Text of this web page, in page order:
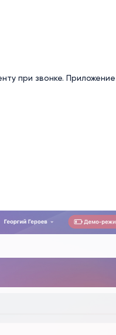
при звонке. Приложение